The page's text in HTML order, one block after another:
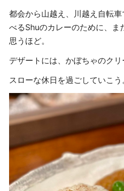
都会から山越え、川越え自転
べるShuのカレーのために、ま
思うほど。
デザートには、かぼちゃのクリ
スローな休日を過ごしていこう